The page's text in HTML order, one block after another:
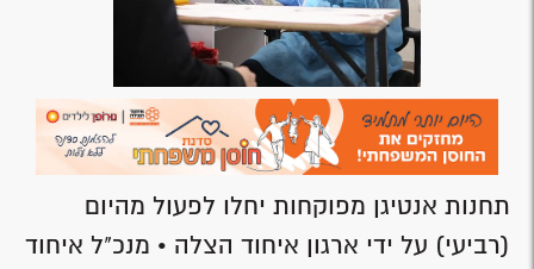
תחנות אנטיגן מפוקחות יחלו לפעול מהיום
(רביעי) על ידי ארגון איחוד הצלה • מנכ"ל איחוד